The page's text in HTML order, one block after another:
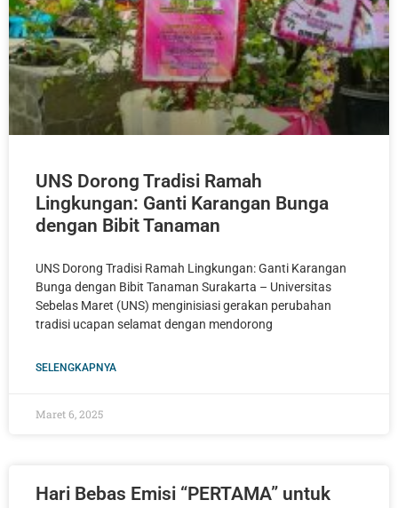
UNS Dorong Tradisi Ramah
Lingkungan: Ganti Karangan Bunga
dengan Bibit Tanaman
UNS Dorong Tradisi Ramah Lingkungan: Ganti Karangan
Bunga dengan Bibit Tanaman Surakarta – Universitas
Sebelas Maret (UNS) menginisiasi gerakan perubahan
tradisi ucapan selamat dengan mendorong
SELENGKAPNYA
Maret 6, 2025
Hari Bebas Emisi “PERTAMA” untuk